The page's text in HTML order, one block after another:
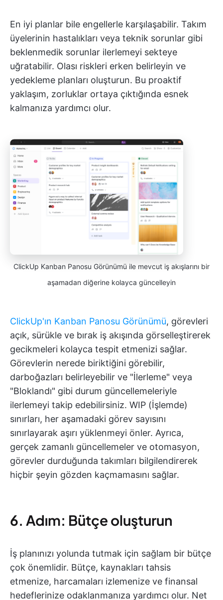
En iyi planlar bile engellerle karşılaşabilir. Takım
üyelerinin hastalıkları veya teknik sorunlar gibi
beklenmedik sorunlar ilerlemeyi sekteye
uğratabilir. Olası riskleri erken belirleyin ve
yedekleme planları oluşturun. Bu proaktif
yaklaşım, zorluklar ortaya çıktığında esnek
kalmanıza yardımcı olur.
ClickUp Kanban Panosu Görünümü ile mevcut iş akışlarını bir
aşamadan diğerine kolayca güncelleyin
ClickUp'ın Kanban Panosu Görünümü, görevleri
açık, sürükle ve bırak iş akışında görselleştirerek
gecikmeleri kolayca tespit etmenizi sağlar.
Görevlerin nerede biriktiğini görebilir,
darboğazları belirleyebilir ve "İlerleme" veya
"Bloklandı" gibi durum güncellemeleriyle
ilerlemeyi takip edebilirsiniz. WIP (İşlemde)
sınırları, her aşamadaki görev sayısını
sınırlayarak aşırı yüklenmeyi önler. Ayrıca,
gerçek zamanlı güncellemeler ve otomasyon,
görevler durduğunda takımları bilgilendirerek
hiçbir şeyin gözden kaçmamasını sağlar.
6. Adım: Bütçe oluşturun
İş planınızı yolunda tutmak için sağlam bir bütçe
çok önemlidir. Bütçe, kaynakları tahsis
etmenize, harcamaları izlemenize ve finansal
hedeflerinize odaklanmanıza yardımcı olur. Net